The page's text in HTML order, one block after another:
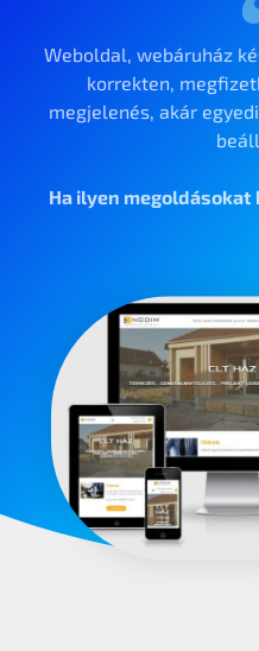
Weboldal, webáruház
korrekten,
megjelenés, akár
Ha ilyen